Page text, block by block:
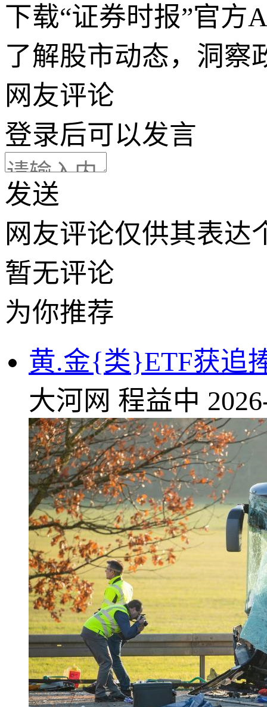
下载“证券时报”官方
了解股市动态，洞察
网友评论
登录后可以发言
发送
网友评论仅供其表达
暂无评论
为你推荐
黄.金{类}ETF获追
大河网 程益中